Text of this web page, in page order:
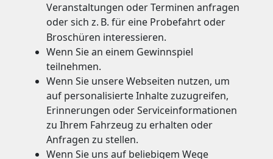
Veranstaltungen oder Terminen anfragen
oder sich z. B. für eine Probefahrt oder
Broschüren interessieren.
Wenn Sie an einem Gewinnspiel
teilnehmen.
Wenn Sie unsere Webseiten nutzen, um
auf personalisierte Inhalte zuzugreifen,
Erinnerungen oder Serviceinformationen
zu Ihrem Fahrzeug zu erhalten oder
Anfragen zu stellen.
Wenn Sie uns auf beliebigem Wege